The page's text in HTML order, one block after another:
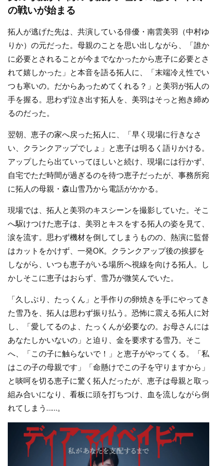
の戦いが始まる
拓人が逃げた先は、共演している俳優・南雲美羽（中村ゆ
りか）の元だった。母親のことを思い出しながら、「誰か
に必要とされることが今までなかったから恵子に必要とさ
れて嬉しかった」と本音を語る拓人に、「末端冷え性でい
つも寒いの。だからあっためてくれる？」と美羽が拓人の
手を握る。思わず泣き出す拓人を、美羽はそっと抱き締め
るのだった。
翌朝、恵子の家へ戻った拓人に、「早く現場に行きなさ
い、クランクアップでしょ」と恵子は明るく語りかける。
アップしたら出ていってほしいと続け、現場には行かず、
自宅でただ時間が過ぎるのを待つ恵子だったが、事務所宛
に拓人の母親・森山雪乃から電話がかかる。
現場では、拓人と美羽のキスシーンを撮影していた。そこ
へ駆けつけた恵子は、美羽とキスをする拓人の姿を見て、
涙を流す。思わず機材を倒してしまうものの、熱演に監督
はカットをかけず、一発OK。クランクアップ後の挨拶を
しながら、いつも恵子がいる場所へ視線を向ける拓人。し
かしそこに恵子はおらず、雪乃が微笑んでいた。
「久しぶり、たっくん」と手作りの卵焼きを手にやってき
た雪乃を、拓人は思わず振り払う。恐怖に震える拓人に対
し、「愛してるのよ、たっくんが必要なの。お母さんには
あなたしかいないの」と迫り、金を要求する雪乃。そこ
へ、「この子に触らないで！」と恵子がやってくる。「私
はこの子の母親です」「命懸けでこの子を守りますから」
と啖呵を切る恵子に驚く拓人だったが、恵子は母親と取っ
組み合いになり、看板に頭を打ちつけ、血を流しながら倒
れてしまう……。